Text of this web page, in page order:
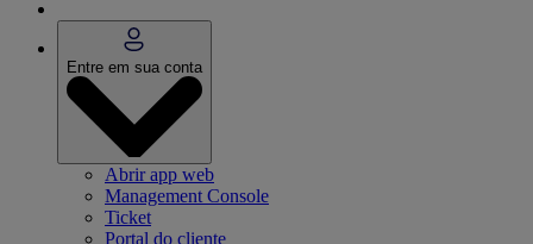
Entre em sua conta
Abrir app web
Management Console
Ticket
Portal do cliente